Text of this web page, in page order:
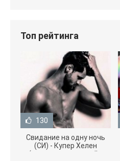
Топ рейтинга
130
Свидание на одну ночь
(СИ) - Купер Хелен
(читать книги онлайн